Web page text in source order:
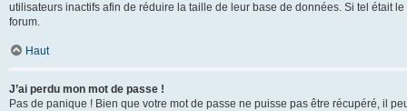
utilisateurs inactifs afin de réduire la taille de leur base de données. Si tel était
forum.
Haut
J’ai perdu mon mot de passe !
Pas de panique ! Bien que votre mot de passe ne puisse pas être récupéré, il